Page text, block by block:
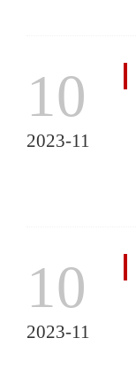
10
2023-11
10
2023-11